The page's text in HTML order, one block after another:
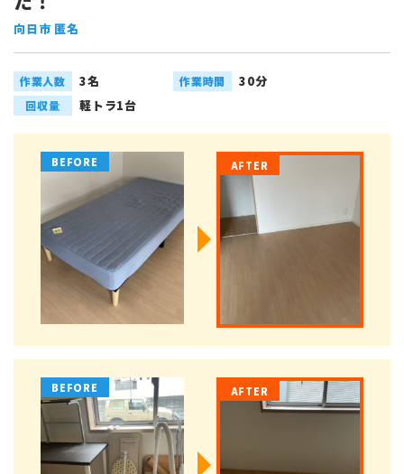
向日市 匿名
作業人数 3名 作業時間 30分
回収量 軽トラ1台